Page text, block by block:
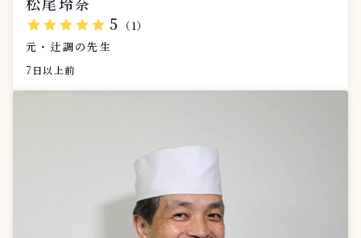
star star star star star 5
（1）
元・辻調の先生
7日以上前